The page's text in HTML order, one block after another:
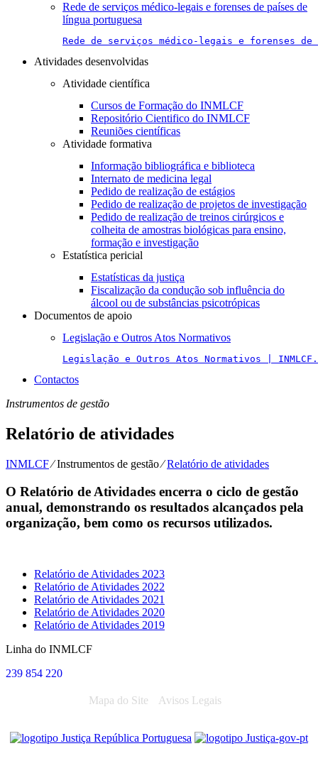
Rede de serviços médico-legais e forenses de países de
língua portuguesa
Rede de serviços médico-legais e forenses
Atividades desenvolvidas
Atividade científica
Cursos de Formação do INMLCF
Repositório Cientifico do INMLCF
Reuniões científicas
Atividade formativa
Informação bibliográfica e biblioteca
Internato de medicina legal
Pedido de realização de estágios
Pedido de realização de projetos de investigação
Pedido de realização de treinos cirúrgicos e
colheita de amostras biológicas para ensino,
formação e investigação
Estatística pericial
Estatísticas da justiça
Fiscalização da condução sob influência do
álcool ou de substâncias psicotrópicas
Documentos de apoio
Legislação e Outros Atos Normativos
Legislação e Outros Atos Normativos |
Contactos
Instrumentos de gestão
Relatório de atividades
INMLCF⁄Instrumentos de gestão⁄Relatório de atividades
O Relatório de Atividades encerra o ciclo de gestão
anual, demonstrando os resultados alcançados pela
organização, bem como os recursos utilizados.
Relatório de Atividades 2023
Relatório de Atividades 2022
Relatório de Atividades 2021
Relatório de Atividades 2020
Relatório de Atividades 2019
Linha do INMLCF
239 854 220
Mapa do Site Avisos Legais